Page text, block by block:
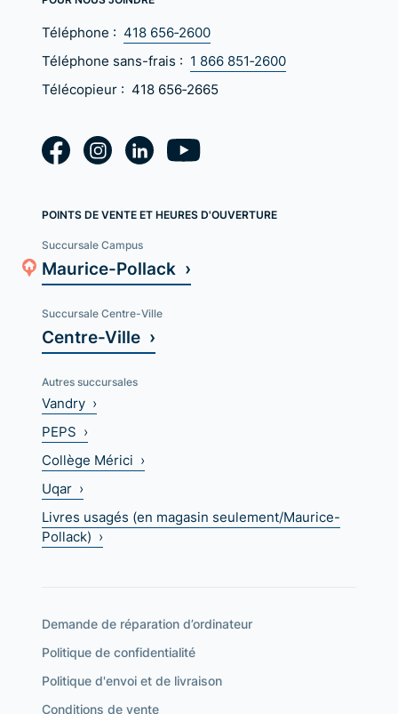
Téléphone : 418 656‑2600
Téléphone sans-frais : 1 866 851‑2600
Télécopieur : 418 656‑2665
POINTS DE VENTE ET HEURES D'OUVERTURE
Succursale Campus
Maurice-Pollack ›
Succursale Centre-Ville
Centre-Ville ›
Autres succursales
Vandry ›
PEPS ›
Collège Mérici ›
Uqar ›
Livres usagés (en magasin seulement/Maurice-
Pollack) ›
Demande de réparation d’ordinateur
Politique de confidentialité
Politique d'envoi et de livraison
Conditions de vente